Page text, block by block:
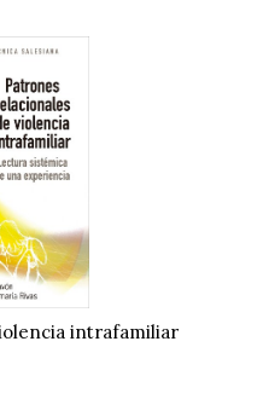
intrafamiliar